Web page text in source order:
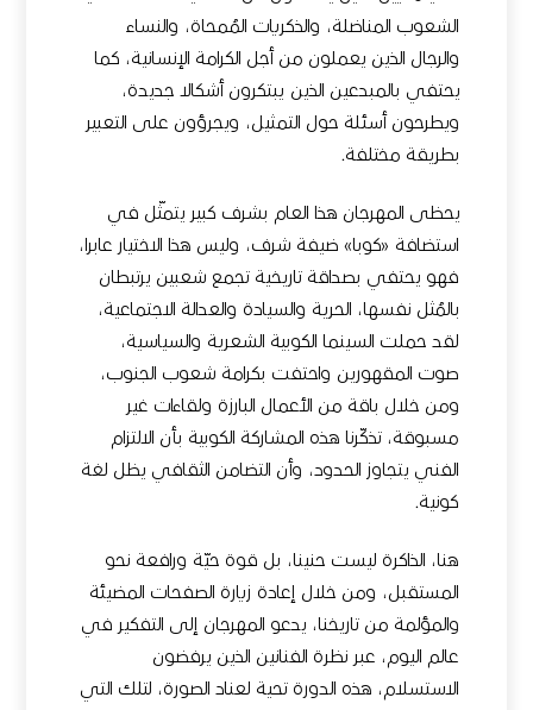
الشعوب المناضلة، والذكريات المُمحاة، والنساء
والرجال الذين يعملون من أجل الكرامة الإنسانية، كما
يحتفي بالمبدعين الذين يبتكرون أشكالا جديدة،
ويطرحون أسئلة حول التمثيل، ويجرؤون على التعبير
بطريقة مختلفة.
يحظى المهرجان هذا العام بشرف كبير يتمثّل في
استضافة «كوبا» ضيفة شرف، وليس هذا الاختيار عابرا،
فهو يحتفي بصداقة تاريخية تجمع شعبين يرتبطان
بالمُثل نفسها، الحرية والسيادة والعدالة الاجتماعية،
لقد حملت السينما الكوبية الشعرية والسياسية،
صوت المقهورين واحتفت بكرامة شعوب الجنوب،
ومن خلال باقة من الأعمال البارزة ولقاءات غير
مسبوقة، تذكّرنا هذه المشاركة الكوبية بأن الالتزام
الفني يتجاوز الحدود، وأن التضامن الثقافي يظل لغة
كونية.
هنا، الذاكرة ليست حنينا، بل قوة حيّة ورافعة نحو
المستقبل، ومن خلال إعادة زيارة الصفحات المضيئة
والمؤلمة من تاريخنا، يدعو المهرجان إلى التفكير في
عالم اليوم، عبر نظرة الفنانين الذين يرفضون
الاستسلام، هذه الدورة تحية لعناد الصورة، لتلك التي